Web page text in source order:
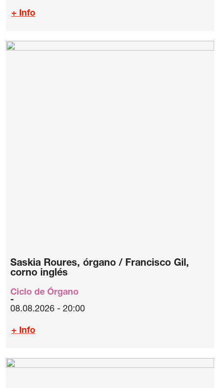
+ Info
Saskia Roures, órgano / Francisco Gil,
corno inglés
Ciclo de Órgano
08.08.2026 - 20:00
+ Info